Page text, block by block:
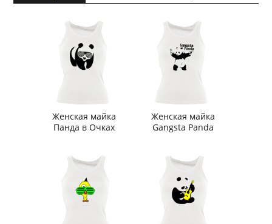
Женская майка
Панда в Очках
Женская майка
Gangsta Panda